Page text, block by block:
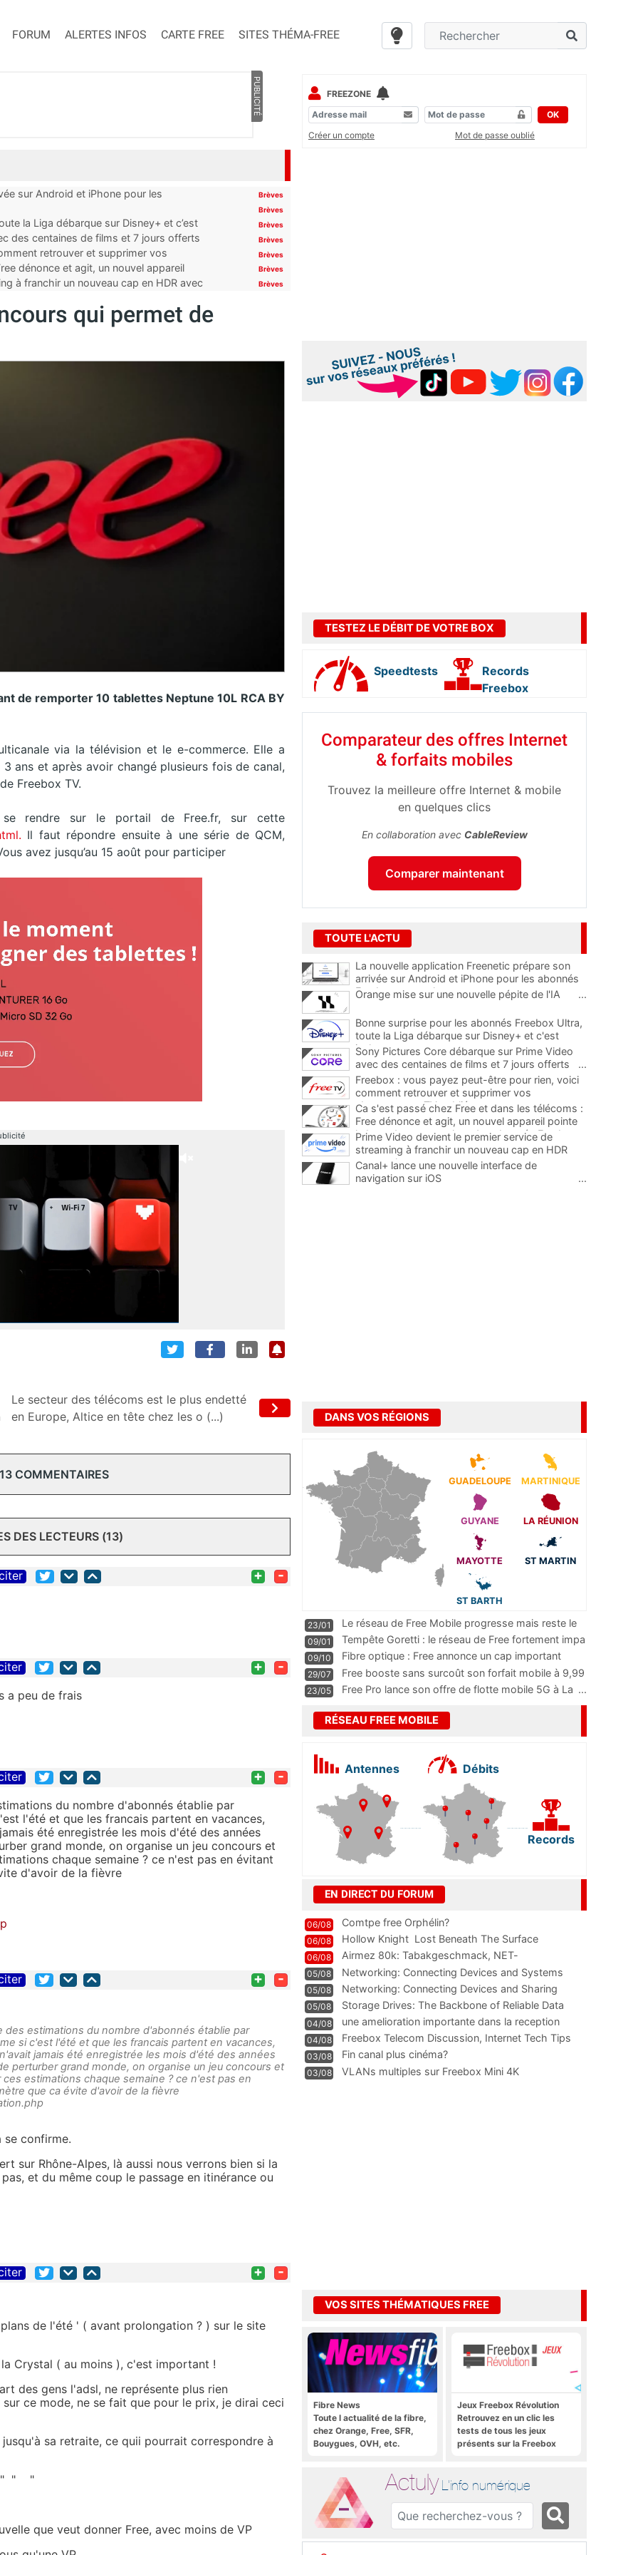
FORUM ALERTES INFOS CARTE FREE SITES THÉMA-FREE
PUBLICITÉ
sur Android et iPhone pour les
Brèves
Brèves
la Liga débarque sur Disney+ et c’est Brèves
des centaines de films et 7 jours offerts Brèves
retrouver et supprimer vos Brèves
dénonce et agit, un nouvel appareil Brèves
à franchir un nouveau cap en HDR avec Brèves
qui permet de
de remporter 10 tablettes Neptune 10L RCA BY
via la télévision et le e-commerce. Elle a
ans et après avoir changé plusieurs fois de canal,
Freebox TV.
rendre sur le portail de Free.fr, sur cette
Il faut répondre ensuite à une série de QCM,
avez jusqu’au 15 août pour participer
Le secteur des télécoms est le plus endetté
en Europe, Altice en tête chez les o (...)
COMMENTAIRES
DES LECTEURS (13)
+ -
+ -
a peu de frais
+ -
du nombre d'abonnés établie par
l'été et que les francais partent en vacances,
été enregistrée les mois d'été des années
grand monde, on organise un jeu concours et
chaque semaine ? ce n'est pas en évitant
d'avoir de la fièvre
+ -
estimations du nombre d'abonnés établie par
si c'est l'été et que les francais partent en vacances,
jamais été enregistrée les mois d'été des années
perturber grand monde, on organise un jeu concours et
estimations chaque semaine ? ce n'est pas en
que ca évite d'avoir de la fièvre
se confirme.
sur Rhône-Alpes, là aussi nous verrons bien si la
et du même coup le passage en itinérance ou
+ -
de l'été ' ( avant prolongation ? ) sur le site
Crystal ( au moins ), c'est important !
des gens l'adsl, ne représente plus rien
ce mode, ne se fait que pour le prix, je dirai ceci
sa retraite, ce quii pourrait correspondre à
" " "
que veut donner Free, avec moins de VP
FREEZONE
OK
Créer un compte
Mot de passe oublié
TESTEZ LE DÉBIT DE VOTRE BOX
Speedtests
Records
Freebox
Comparateur des offres Internet
& forfaits mobiles
Trouvez la meilleure offre Internet & mobile
en quelques clics
En collaboration avec CableReview
Comparer maintenant
TOUTE L'ACTU
La nouvelle application Freenetic prépare son
arrivée sur Android et iPhone pour les abonnés
Freebox, testez la
Orange mise sur une nouvelle pépite de l'IA ...
Bonne surprise pour les abonnés Freebox Ultra,
toute la Liga débarque sur Disney+ et c'est
inclus
Sony Pictures Core débarque sur Prime Video
avec des centaines de films et 7 jours offerts
...
Freebox : vous payez peut-être pour rien, voici
comment retrouver et supprimer vos
abonnements TV oubliés
...
Ca s'est passé chez Free et dans les télécoms :
Free dénonce et agit, un nouvel appareil pointe
le bout de son nez chez des abonnés Freebox...
Prime Video devient le premier service de
streaming à franchir un nouveau cap en HDR
avec ce lancement
Canal+ lance une nouvelle interface de
navigation sur iOS
...
DANS VOS RÉGIONS
GUADELOUPE MARTINIQUE
GUYANE LA RÉUNION
MAYOTTE ST MARTIN
ST BARTH
23/01
Le réseau de Free Mobile progresse mais reste le
m
...
09/01
Tempête Goretti : le réseau de Free fortement impa
09/10
Fibre optique : Free annonce un cap important
pass
...
29/07
Free booste sans surcoût son forfait mobile à 9,99
23/05 Free Pro lance son offre de flotte mobile 5G à La ...
RÉSEAU FREE MOBILE
Antennes Débits
Records
EN DIRECT DU FORUM
06/08 Comtpe free Orphélin?
06/08 Hollow Knight  Lost Beneath The Surface
06/08
Airmez 80k: Tabakgeschmack, NET-
Technologie und Leistung im
05/08 Networking: Connecting Devices and Systems
05/08
Networking: Connecting Devices and Sharing
Information
05/08
Storage Drives: The Backbone of Reliable Data
Management
04/08
une amelioration importante dans la reception
WIFI
04/08
Freebox Telecom Discussion, Internet Tech Tips
Communi
03/08 Fin canal plus cinéma?
03/08 VLANs multiples sur Freebox Mini 4K
VOS SITES THÉMATIQUES FREE
Fibre News
Toute l actualité de la fibre,
chez Orange, Free, SFR,
Bouygues, OVH, etc.
Jeux Freebox Révolution
Retrouvez en un clic les
tests de tous les jeux
présents sur la Freebox
Actuly L'info numérique